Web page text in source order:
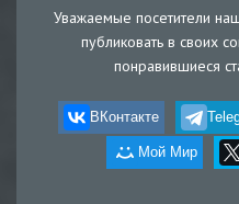
Уважаемые посетители
публиковать в своих
понравившиеся
ВКонтакте
Мой Мир